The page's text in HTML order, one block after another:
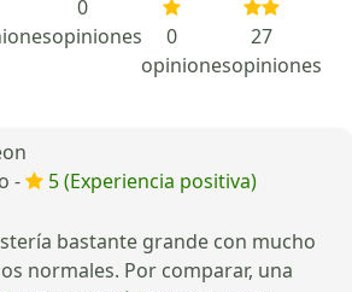
0
opiniones
0
opiniones
27
opiniones
-
5 (Experiencia positiva)
bastante grande con mucho
normales. Por comparar, una